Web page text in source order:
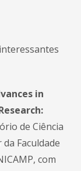
in
de Ciência
Faculdade
com